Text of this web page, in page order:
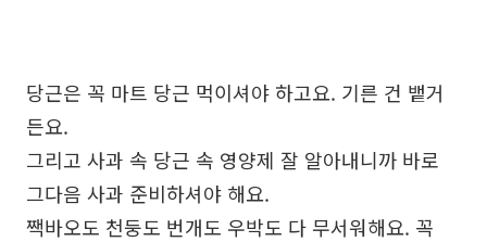
당근은 꼭 마트 당근 먹이셔야 하고요. 기른 건 뱉거
든요.
그리고 사과 속 당근 속 영양제 잘 알아내니까 바로
그다음 사과 준비하셔야 해요.
짹바오도 천둥도 번개도 우박도 다 무서워해요. 꼭